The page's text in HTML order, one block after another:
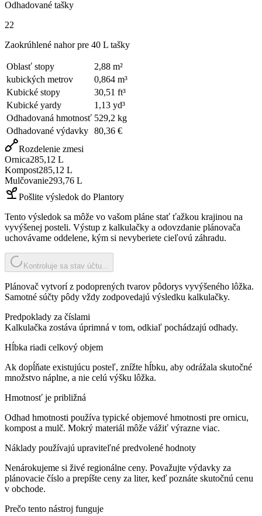
Odhadované tašky
22
Zaokrúhlené nahor pre 40 L tašky
Oblasť stopy 2,88 m²
kubických metrov
0,864 m³
Kubické stopy
30,51 ft³
Kubické yardy
1,13 yd³
Odhadovaná hmotnosť 529,2 kg
Odhadované výdavky 80,36 €
Rozdelenie zmesi
Ornica285,12 L
Kompost285,12 L
Mulčovanie293,76 L
Pošlite výsledok do Plantory
Tento výsledok sa môže vo vašom pláne stať ťažkou krajinou na
vyvýšenej posteli. Výstup z kalkulačky a odovzdanie plánovača
uchovávame oddelene, kým si nevyberiete cieľovú záhradu.
Kontroluje sa stav účtu...
Plánovač vytvorí z podoprených tvarov pôdorys vyvýšeného lôžka.
Samotné súčty pôdy vždy zodpovedajú výsledku kalkulačky.
Predpoklady za číslami
Kalkulačka zostáva úprimná v tom, odkiaľ pochádzajú odhady.
Hĺbka riadi celkový objem
Ak dopĺňate existujúcu posteľ, znížte hĺbku, aby odrážala skutočné
množstvo náplne, a nie celú výšku lôžka.
Hmotnosť je približná
Odhad hmotnosti používa typické objemové hmotnosti pre ornicu,
kompost a mulč. Mokrý materiál môže vážiť výrazne viac.
Náklady používajú upraviteľné predvolené hodnoty
Nenárokujeme si živé regionálne ceny. Považujte výdavky za
plánovacie číslo a prepíšte ceny za liter, keď poznáte skutočnú cenu
v obchode.
Prečo tento nástroj funguje